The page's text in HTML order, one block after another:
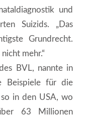
und
Suizids. „Das
Grundrecht.
mehr.“
BVL, nannte in
Beispiele für die
in den USA, wo
63 Millionen